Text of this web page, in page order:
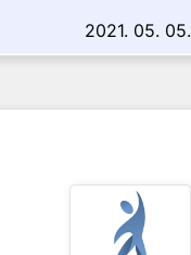
2021. 05. 05.